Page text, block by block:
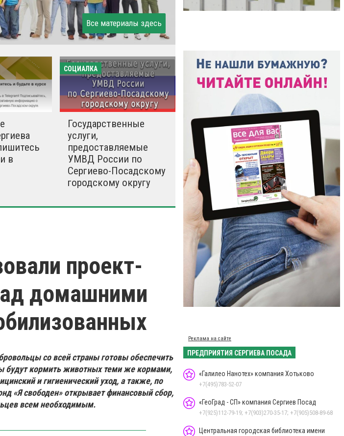
Все материалы здесь
в
СОЦИАЛКА
Государственные
услуги,
предоставляемые
УМВД России по
Сергиево-Посадскому
городскому округу
проект-
домашними
со всей страны готовы обеспечить
будут кормить животных теми же кормами,
и гигиенический уход, а также, по
«Я свободен» открывает финансовый сбор,
всем необходимым.
Реклама на сайте
ПРЕДПРИЯТИЯ СЕРГИЕВА ПОСАДА
«Галилео Нанотех» компания Хотьково
+7(495)783-52-07
«ГеоГрад - СП» компания Сергиев Посад
+7(925)112-79-19; +7(903)270-35-17; +7(905)508-89-68
Центральная городская библиотека имени